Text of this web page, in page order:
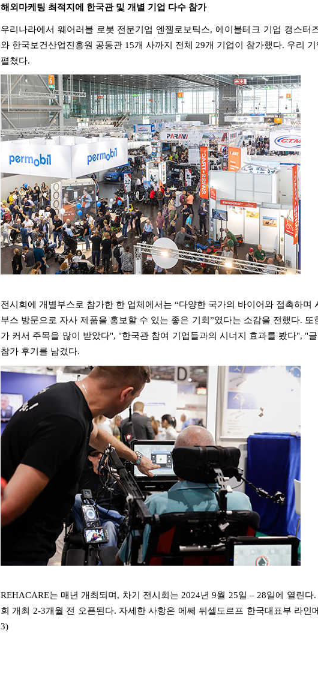
해외마케팅 최적지에 한국관 및 개별 기업 다수 참가
우리나라에서 웨어러블 로봇 전문기업 엔젤로보틱스,에이블테크 기업 캥스터
와 한국보건산업진흥원 공동관 15개 사까지 전체 29개 기업이 참가했다. 우리
펼쳤다.
전시회에 개별부스로 참가한 한 업체에서는 “다양한 국가의 바이어와 접촉하며
부스 방문으로 자사 제품을 홍보할 수 있는 좋은 기회 ”였다는 소감을 전했다. 또
가 커서 주목을 많이 받았다", "한국관 참여 기업들과의 시너지 효과를 봤다", "
참가 후기를 남겼다.
REHACARE는 매년 개최되며 , 차기 전시회는2024년9월 25일 – 28일에 열린다.
회 개최 2-3개월 전 오픈된다. 자세한 사항은 메쎄 뒤셀도르프 한국대표부 라인
3)